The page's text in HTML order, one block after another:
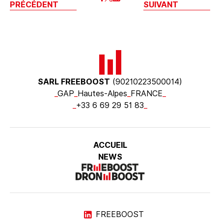
PRÉCÉDENT
SUIVANT
SARL FREEBOOST (90210223500014)
GAP Hautes-Alpes FRANCE
+33 6 69 29 51 83
ACCUEIL
NEWS
FREEBOOST